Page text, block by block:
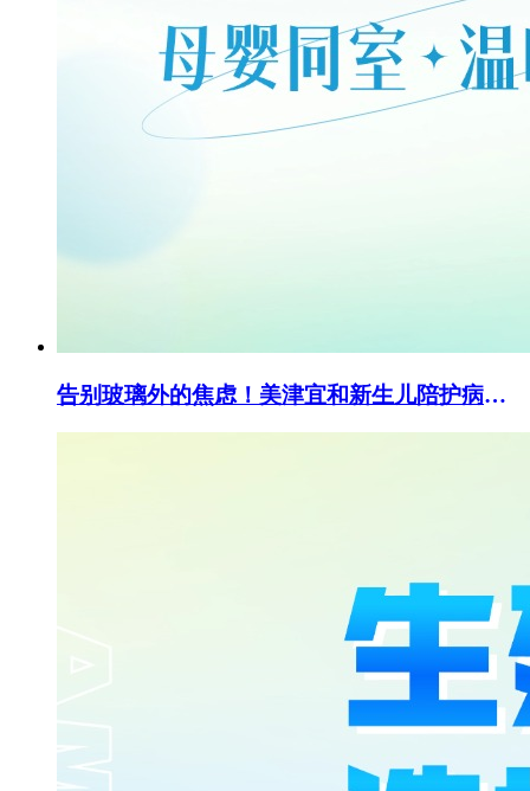
告别玻璃外的焦虑！美津宜和新生儿陪护病房，让爱零距离